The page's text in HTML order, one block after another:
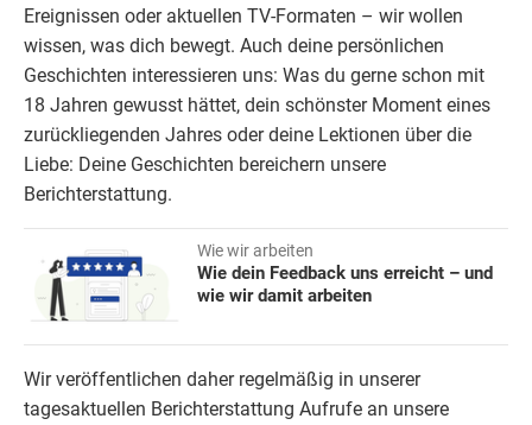
Ereignissen oder aktuellen TV-Formaten – wir wollen
wissen, was dich bewegt. Auch deine persönlichen
Geschichten interessieren uns: Was du gerne schon mit
18 Jahren gewusst hättet, dein schönster Moment eines
zurückliegenden Jahres oder deine Lektionen über die
Liebe: Deine Geschichten bereichern unsere
Berichterstattung.
Wie wir arbeiten
Wie dein Feedback uns erreicht – und
wie wir damit arbeiten
Wir veröffentlichen daher regelmäßig in unserer
tagesaktuellen Berichterstattung Aufrufe an unsere